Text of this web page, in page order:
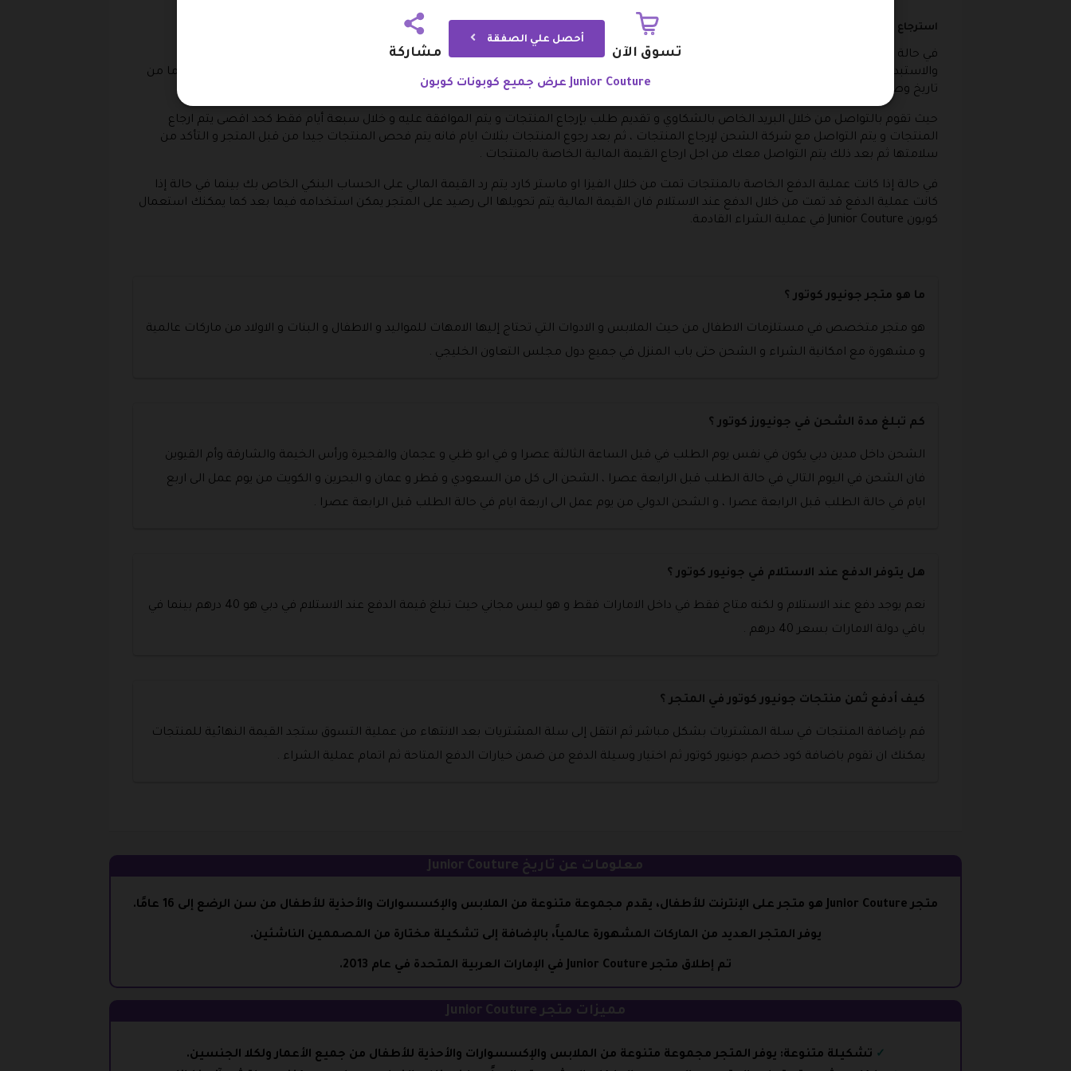
استرجاع المنتجات في جونيورز كوتور
في حالة اذا استلمت منتج بشكل خاطئ من حيث المقاس او الشكل او اذا لم يعجبك المنتج الذي تقوم بشراءه فيمكنك الاعتماد على عملية الارجاع
والاستبدال و التي يوفرها المتجر كنوع من الأمان على المنتجات التي يقوم العميل باستلامها ، يمكنك ان تقوم بالتواصل مع المتجر خلال اربعة عشر يوما من
تاريخ وصول المنتج الى باب منزلك .
حيث تقوم بالتواصل من خلال البريد الخاص بالشكاوي و تقديم طلب بإرجاع المنتجات و يتم الموافقة عليه و خلال سبعة أيام فقط كحد اقصى يتم ارجاع
المنتجات و يتم التواصل مع شركة الشحن لإرجاع المنتجات ، ثم بعد رجوع المنتجات بثلاث ايام فانه يتم فحص المنتجات جيدا من قبل المتجر و التأكد من
سلامتها ثم بعد ذلك يتم التواصل معك من اجل ارجاع القيمة المالية الخاصة بالمنتجات .
في حالة إذا كانت عملية الدفع الخاصة بالمنتجات تمت من خلال الفيزا او ماستر كارد يتم رد القيمة المالي على الحساب البنكي الخاص بك بينما في حالة إذا
كانت عملية الدفع قد تمت من خلال الدفع عند الاستلام فان القيمة المالية يتم تحويلها الى رصيد على المتجر يمكن استخدامه فيما بعد كما يمكنك استعمال
كوبون Junior Couture في عملية الشراء القادمة.
ما هو متجر جونيور كوتور ؟
هو متجر متخصص في مستلزمات الاطفال من حيث الملابس و الادوات التي تحتاج إليها الامهات للمواليد و الاطفال و البنات و الاولاد من ماركات عالمية
و مشهورة مع امكانية الشراء و الشحن حتى باب المنزل في جميع دول مجلس التعاون الخليجي .
كم تبلغ مدة الشحن في جونيورز كوتور ؟
الشحن داخل مدين دبي يكون في نفس يوم الطلب في قبل الساعة الثالثة عصرا و في ابو ظبي و عجمان والفجيرة ورأس الخيمة والشارقة وأم القيوين
فان الشحن في اليوم التالي في حالة الطلب قبل الرابعة عصرا ، الشحن الى كل من السعودي و قطر و عمان و البحرين و الكويت من يوم عمل الى اربع
ايام في حالة الطلب قبل الرابعة عصرا ، و الشحن الدولي من يوم عمل الى اربعة ايام في حالة الطلب قبل الرابعة عصرا .
هل يتوفر الدفع عند الاستلام في جونيور كوتور ؟
نعم يوجد دفع عند الاستلام و لكنه متاح فقط في داخل الامارات فقط و هو ليس مجاني حيث تبلغ قيمة الدفع عند الاستلام في دبي هو 40 درهم بينما في
باقي دولة الامارات بسعر 40 درهم .
كيف أدفع ثمن منتجات جونيور كوتور في المتجر ؟
قم بإضافة المنتجات في سلة المشتريات بشكل مباشر ثم انتقل إلى سلة المشتريات بعد الانتهاء من عملية التسوق ستجد القيمة النهائية للمنتجات
يمكنك ان تقوم باضافة كود خصم جونيور كوتور ثم اختيار وسيلة الدفع من ضمن خيارات الدفع المتاحة ثم اتمام عملية الشراء .
معلومات عن تاريخ Junior Couture
متجر Junior Couture هو متجر على الإنترنت للأطفال، يقدم مجموعة متنوعة من الملابس والإكسسوارات والأحذية للأطفال من سن الرضع إلى 16 عامًا.
يوفر المتجر العديد من الماركات المشهورة عالمياً، بالإضافة إلى تشكيلة مختارة من المصممين الناشئين.
تم إطلاق متجر Junior Couture في الإمارات العربية المتحدة في عام 2013.
مميزات متجر Junior Couture
تشكيلة متنوعة: يوفر المتجر مجموعة متنوعة من الملابس والإكسسوارات والأحذية للأطفال من جميع الأعمار ولكلا الجنسين.
تسوق الآن
أحصل علي الصفقة
مشاركة
عرض جميع كوبونات كوبون Junior Couture